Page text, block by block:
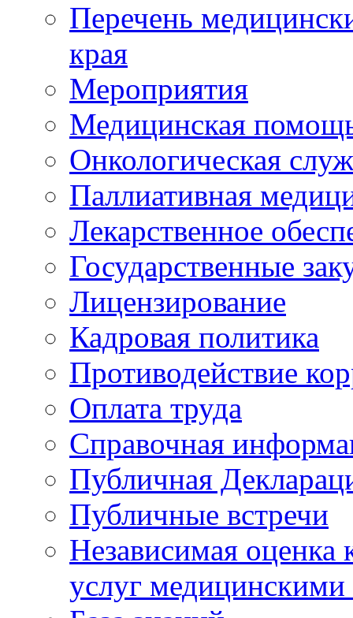
Перечень
края
Мероприятия
Медицинская
Онкологическая
Паллиативная
Лекарственное
Государственные
Лицензирование
Кадровая политика
Противодействие
Оплата труда
Справочная
Публичная
Публичные встречи
Независимая оценка
услуг